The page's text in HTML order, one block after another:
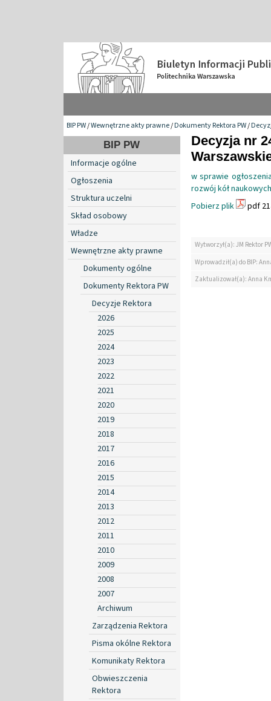
BIP PW/Wewnętrzne akty prawne/Dokumenty Rektora PW/
BIP PW
Informacje ogólne
Ogłoszenia
Struktura uczelni
Skład osobowy
Władze
Wewnętrzne akty prawne
Dokumenty ogólne
Dokumenty Rektora PW
Decyzje Rektora
2026
2025
2024
2023
2022
2021
2020
2019
2018
2017
2016
2015
2014
2013
2012
2011
2010
2009
2008
2007
Archiwum
Zarządzenia Rektora
Pisma okólne Rektora
Komunikaty Rektora
Obwieszczenia
Rektora
Decyzja nr
w sprawie
rozwój kół
Pobierz plik
pdf
Wytworzył(a): JM Rektor
Wprowadził(a) do BIP:
Zaktualizował(a): Anna